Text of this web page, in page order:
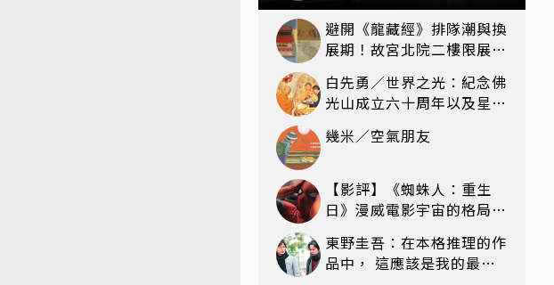
避開《龍藏經》排隊潮與換
展期！故宮北院二樓限展國
最愛「滑冰賽」更精采
白先勇／世界之光：紀念佛
光山成立六十周年以及星雲
幾米／空氣朋友
【影評】《蜘蛛人：重生
日》漫威電影宇宙的格局新
救贖的成長
東野圭吾：在本格推理的作
品中， 這應該是我的最高